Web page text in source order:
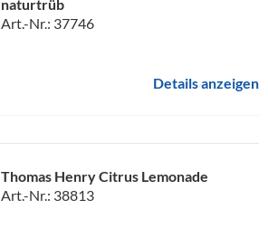
naturtrüb
Art.-Nr.: 37746
Details anzeigen
Thomas Henry Citrus Lemonade
Art.-Nr.: 38813